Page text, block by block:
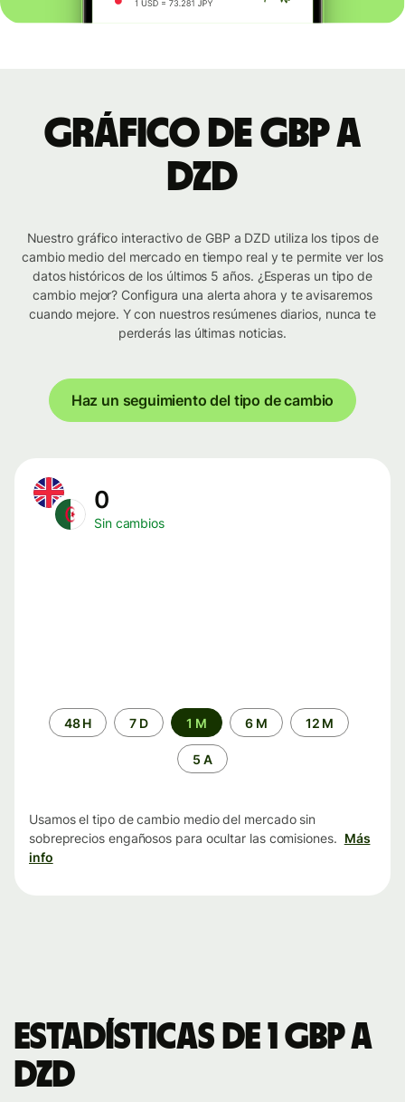
Gráfico de GBP a
DZD
Nuestro gráfico interactivo de GBP a DZD utiliza los tipos de
cambio medio del mercado en tiempo real y te permite ver los
datos históricos de los últimos 5 años. ¿Esperas un tipo de
cambio mejor? Configura una alerta ahora y te avisaremos
cuando mejore. Y con nuestros resúmenes diarios, nunca te
perderás las últimas noticias.
Haz un seguimiento del tipo de cambio
0
Sin cambios
Periodo48 H 7 D 1 M 6 M 12 M
5 A
Usamos el tipo de cambio medio del mercado sin
sobreprecios engañosos para ocultar las comisiones. Más
info
Estadísticas de 1 GBP a
DZD